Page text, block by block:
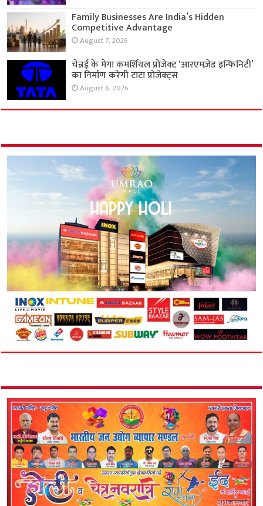
Family Businesses Are India’s Hidden
Competitive Advantage
August 7, 2026
चेन्नई के मेगा कमर्शियल प्रोजेक्ट ‘आरएमज़ेड इन्फिनिटी’
का निर्माण करेगी टाटा प्रोजेक्ट्स
August 6, 2026